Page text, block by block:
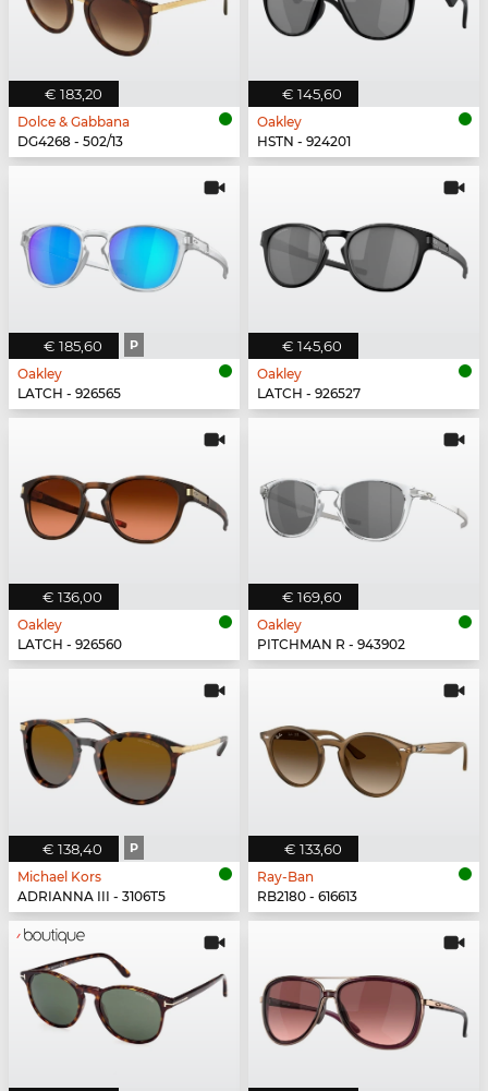
€ 183,20
Dolce & Gabbana
DG4268 - 502/13
€ 145,60
Oakley
HSTN - 924201
€ 185,60 P
Oakley
LATCH - 926565
€ 145,60
Oakley
LATCH - 926527
€ 136,00
Oakley
LATCH - 926560
€ 169,60
Oakley
PITCHMAN R - 943902
€ 138,40 P
Michael Kors
ADRIANNA III - 3106T5
€ 133,60
Ray-Ban
RB2180 - 616613